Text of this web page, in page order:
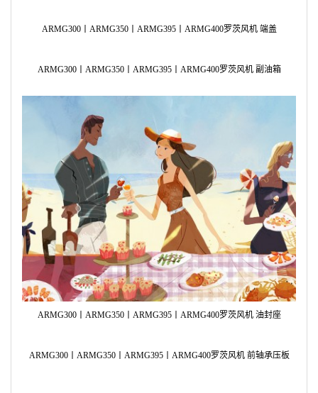
ARMG300丨ARMG350丨ARMG395丨ARMG400罗茨风机 端盖